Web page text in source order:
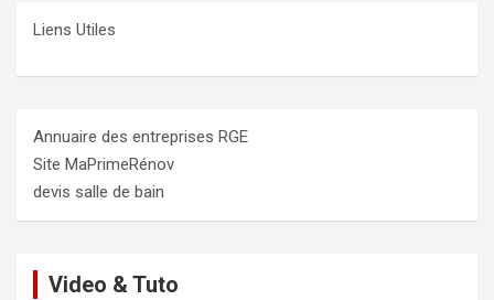
Liens Utiles
Annuaire des entreprises RGE
Site MaPrimeRénov
devis salle de bain
Video & Tuto